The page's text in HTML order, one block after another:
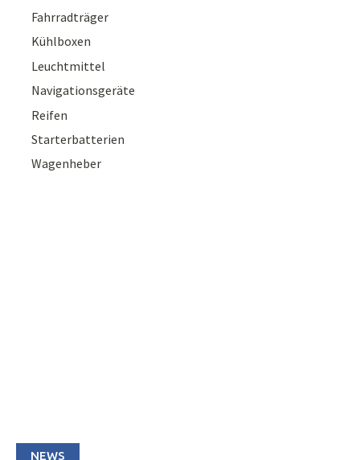
Fahrradträger
Kühlboxen
Leuchtmittel
Navigationsgeräte
Reifen
Starterbatterien
Wagenheber
NEWS